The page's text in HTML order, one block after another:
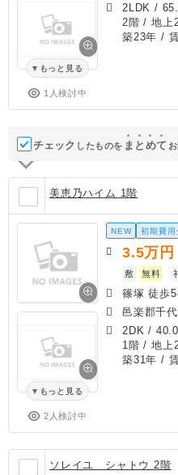
もっと見る
1人検討中
2LDK /
2階 / 地上
築23年 /
チェック したものを ま と めて
美恵乃ハイム 1階
もっと見る
2人検討中
NEW 初期費用
3.5万円
敷
無料
篠塚 徒歩
邑楽郡千
2DK /
1階 / 地上
築31年 /
ソレイユ シャトウ 2階